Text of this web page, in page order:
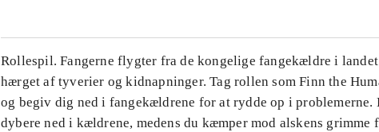
Rollespil. Fangerne flygter fra de kongelige fangekældre i
hærget af tyverier og kidnapninger. Tag rollen som Finn the
og begiv dig ned i fangekældrene for at rydde op i problemerne.
dybere ned i kældrene, medens du kæmper mod alskens grimme